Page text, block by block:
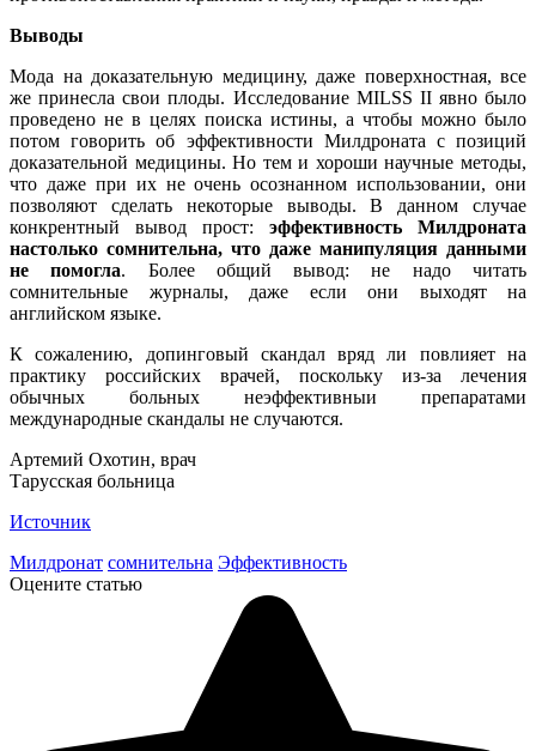
Выводы
Мода на доказательную медицину, даже поверхностная, все
же принесла свои плоды. Исследование MILSS II явно было
проведено не в целях поиска истины, а чтобы можно было
потом говорить об эффективности Милдроната с позиций
доказательной медицины. Но тем и хороши научные методы,
что даже при их не очень осознанном использовании, они
позволяют сделать некоторые выводы. В данном случае
конкрентный вывод прост: эффективность Милдроната
настолько сомнительна, что даже манипуляция данными
не помогла. Более общий вывод: не надо читать
сомнительные журналы, даже если они выходят на
английском языке.
К сожалению, допинговый скандал вряд ли повлияет на
практику российских врачей, поскольку из-за лечения
обычных больных неэффективныи препаратами
международные скандалы не случаются.
Артемий Охотин, врач
Тарусская больница
Источник
Милдронат сомнительна Эффективность
Оцените статью